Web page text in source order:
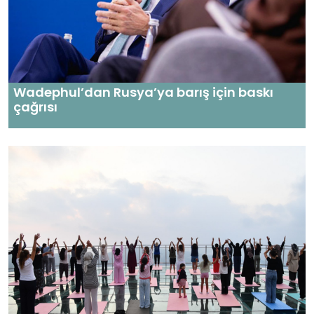
Wadephul’dan Rusya’ya barış için baskı
çağrısı